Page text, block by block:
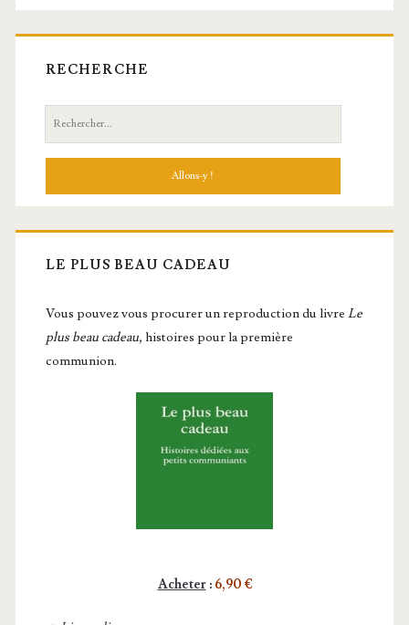
RECHERCHE
Recherche:
LE PLUS BEAU CADEAU
Vous pou­vez vous pro­cu­rer un repro­duc­tion du livre Le
plus beau cadeau, histoires pour la première
communion.
Acheter: 6,90 €